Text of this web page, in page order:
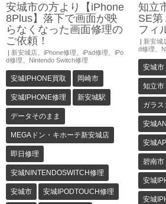
安城市の方より【iPhone
8Plus】落下で画面が映
らなくなった画面修理の
ご依頼！
| 新安城店 iPhone修理 iPad修理
iPo
d修理
Nintendo Switch修理
安城IPHONE買取 岡崎市
安城IPHONE修理 新安城駅
データそのまま
MEGAドン・キホーテ新安城店
即日修理
安城NINTENDOSWITCH修理
安城市 安城IPODTOUCH修理
知立
SE第
フィ
| 新安城
d修理
安城市
知立市
ガラ
安城
安城
碧南市
安城
安城